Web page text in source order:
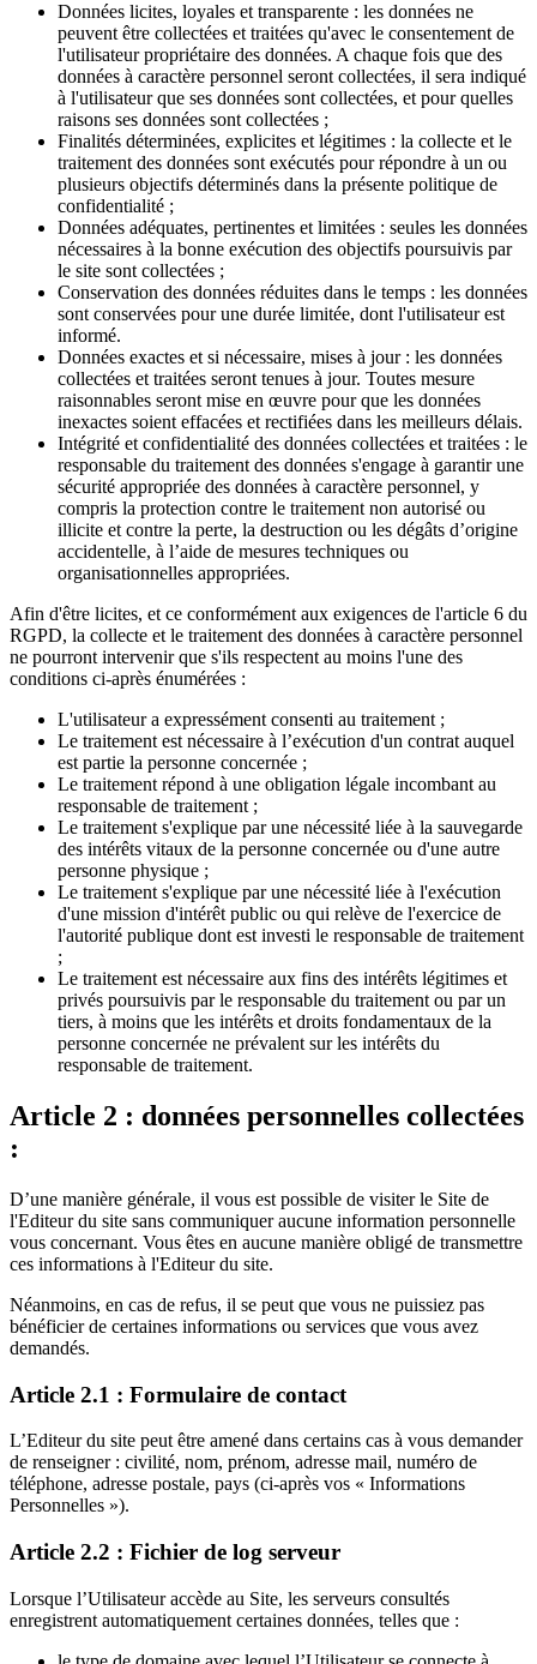
Données licites, loyales et transparente : les données ne
peuvent être collectées et traitées qu'avec le consentement de
l'utilisateur propriétaire des données. A chaque fois que des
données à caractère personnel seront collectées, il sera indiqué
à l'utilisateur que ses données sont collectées, et pour quelles
raisons ses données sont collectées ;
Finalités déterminées, explicites et légitimes : la collecte et le
traitement des données sont exécutés pour répondre à un ou
plusieurs objectifs déterminés dans la présente politique de
confidentialité ;
Données adéquates, pertinentes et limitées : seules les données
nécessaires à la bonne exécution des objectifs poursuivis par
le site sont collectées ;
Conservation des données réduites dans le temps : les données
sont conservées pour une durée limitée, dont l'utilisateur est
informé.
Données exactes et si nécessaire, mises à jour : les données
collectées et traitées seront tenues à jour. Toutes mesure
raisonnables seront mise en œuvre pour que les données
inexactes soient effacées et rectifiées dans les meilleurs délais.
Intégrité et confidentialité des données collectées et traitées : le
responsable du traitement des données s'engage à garantir une
sécurité appropriée des données à caractère personnel, y
compris la protection contre le traitement non autorisé ou
illicite et contre la perte, la destruction ou les dégâts d’origine
accidentelle, à l’aide de mesures techniques ou
organisationnelles appropriées.
Afin d'être licites, et ce conformément aux exigences de l'article 6 du
RGPD, la collecte et le traitement des données à caractère personnel
ne pourront intervenir que s'ils respectent au moins l'une des
conditions ci-après énumérées :
L'utilisateur a expressément consenti au traitement ;
Le traitement est nécessaire à l’exécution d'un contrat auquel
est partie la personne concernée ;
Le traitement répond à une obligation légale incombant au
responsable de traitement ;
Le traitement s'explique par une nécessité liée à la sauvegarde
des intérêts vitaux de la personne concernée ou d'une autre
personne physique ;
Le traitement s'explique par une nécessité liée à l'exécution
d'une mission d'intérêt public ou qui relève de l'exercice de
l'autorité publique dont est investi le responsable de traitement
;
Le traitement est nécessaire aux fins des intérêts légitimes et
privés poursuivis par le responsable du traitement ou par un
tiers, à moins que les intérêts et droits fondamentaux de la
personne concernée ne prévalent sur les intérêts du
responsable de traitement.
Article 2 : données personnelles collectées
:
D’une manière générale, il vous est possible de visiter le Site de
l'Editeur du site sans communiquer aucune information personnelle
vous concernant. Vous êtes en aucune manière obligé de transmettre
ces informations à l'Editeur du site.
Néanmoins, en cas de refus, il se peut que vous ne puissiez pas
bénéficier de certaines informations ou services que vous avez
demandés.
Article 2.1 : Formulaire de contact
L’Editeur du site peut être amené dans certains cas à vous demander
de renseigner : civilité, nom, prénom, adresse mail, numéro de
téléphone, adresse postale, pays (ci-après vos « Informations
Personnelles »).
Article 2.2 : Fichier de log serveur
Lorsque l’Utilisateur accède au Site, les serveurs consultés
enregistrent automatiquement certaines données, telles que :